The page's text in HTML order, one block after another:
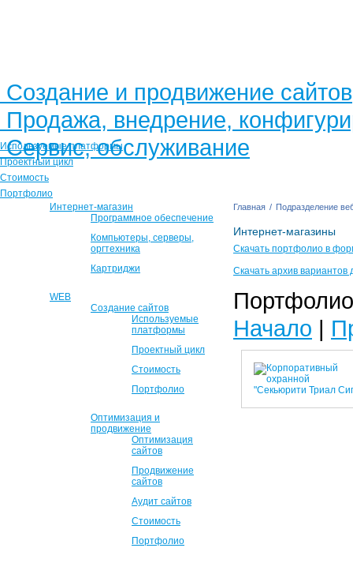
Создание и продвижение сайтов
Продажа, внедрение,
Сервис, обслуживание
Используемые платформы
Проектный цикл
Стоимость
Портфолио
Интернет-магазин
Программное обеспечение
Компьютеры, серверы,
оргтехника
Картриджи
WEB
Создание сайтов
Используемые
платформы
Проектный цикл
Стоимость
Портфолио
Оптимизация и
продвижение
Оптимизация
сайтов
Продвижение
сайтов
Аудит сайтов
Стоимость
Портфолио
Главная / Подразделение
Интернет-магазины
Скачать портфолио в
Скачать архив вариантов
Начало |